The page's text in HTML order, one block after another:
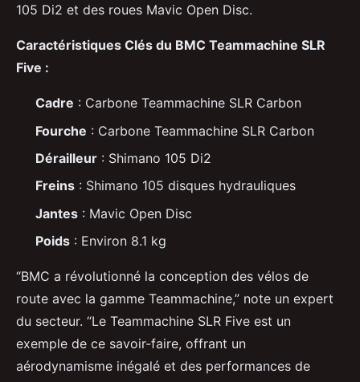
105 Di2 et des roues Mavic Open Disc.
Caractéristiques Clés du BMC Teammachine SLR
Five :
Cadre : Carbone Teammachine SLR Carbon
Fourche : Carbone Teammachine SLR Carbon
Dérailleur : Shimano 105 Di2
Freins : Shimano 105 disques hydrauliques
Jantes : Mavic Open Disc
Poids : Environ 8.1 kg
“BMC a révolutionné la conception des vélos de
route avec la gamme Teammachine,” note un expert
du secteur. “Le Teammachine SLR Five est un
exemple de ce savoir-faire, offrant un
aérodynamisme inégalé et des performances de